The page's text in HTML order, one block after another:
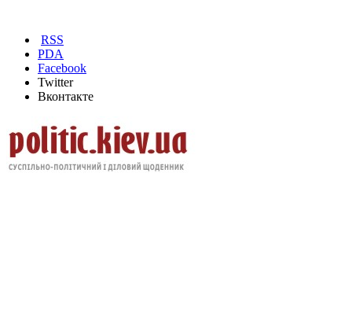
RSS
PDA
Facebook
Twitter
Вконтакте